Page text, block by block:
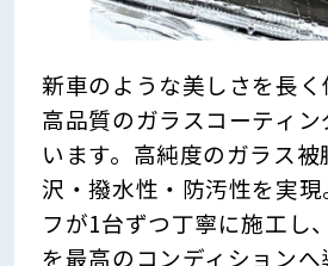
新車のような美しさを長
高品質のガラスコーティン
います。高純度のガラス
沢・撥水性・防汚性を実
フが1台ずつ丁寧に施工し
を最高のコンディションへ